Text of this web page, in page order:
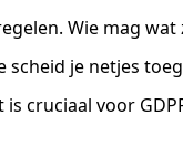
Wie mag wat
scheid je netjes
cruciaal voor